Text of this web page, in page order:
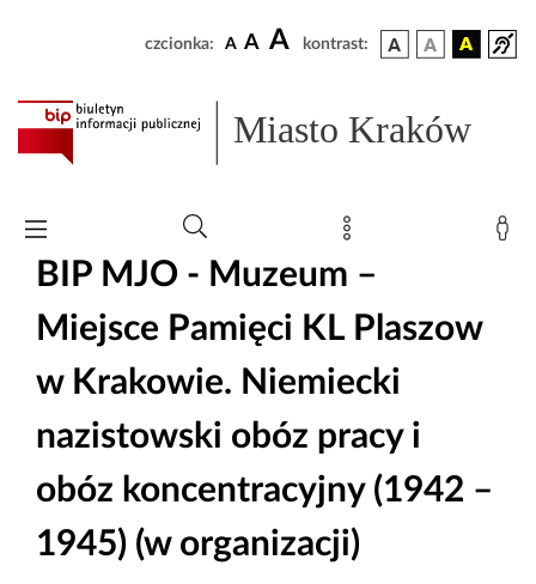
czcionka: A A A kontrast:
Miasto Kraków
BIP MJO - Muzeum –
Miejsce Pamięci KL Plaszow
w Krakowie. Niemiecki
nazistowski obóz pracy i
obóz koncentracyjny (1942 –
1945) (w organizacji)